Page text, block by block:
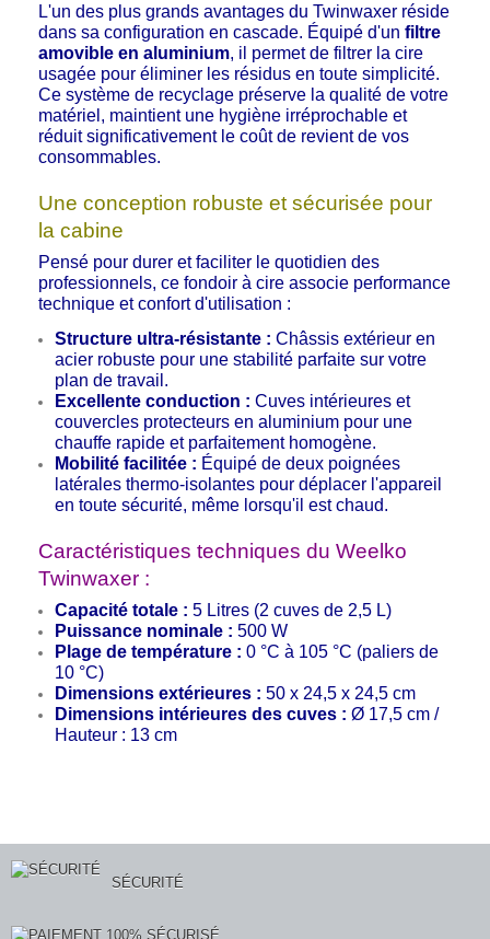
L'un des plus grands avantages du Twinwaxer réside
dans sa configuration en cascade. Équipé d'un filtre
amovible en aluminium, il permet de filtrer la cire
usagée pour éliminer les résidus en toute simplicité.
Ce système de recyclage préserve la qualité de votre
matériel, maintient une hygiène irréprochable et
réduit significativement le coût de revient de vos
consommables.
Une conception robuste et sécurisée pour
la cabine
Pensé pour durer et faciliter le quotidien des
professionnels, ce fondoir à cire associe performance
technique et confort d'utilisation :
Structure ultra-résistante : Châssis extérieur en
acier robuste pour une stabilité parfaite sur votre
plan de travail.
Excellente conduction : Cuves intérieures et
couvercles protecteurs en aluminium pour une
chauffe rapide et parfaitement homogène.
Mobilité facilitée : Équipé de deux poignées
latérales thermo-isolantes pour déplacer l'appareil
en toute sécurité, même lorsqu'il est chaud.
Caractéristiques techniques du Weelko
Twinwaxer :
Capacité totale : 5 Litres (2 cuves de 2,5 L)
Puissance nominale : 500 W
Plage de température : 0 °C à 105 °C (paliers de
10 °C)
Dimensions extérieures : 50 x 24,5 x 24,5 cm
Dimensions intérieures des cuves : Ø 17,5 cm /
Hauteur : 13 cm
SÉCURITÉ